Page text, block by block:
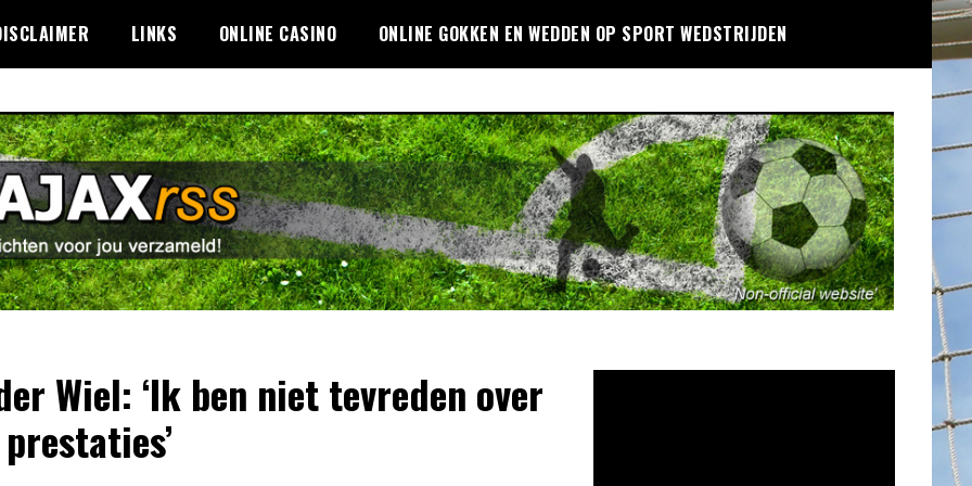
LINKS ONLINE CASINO ONLINE GOKKEN EN WEDDEN OP SPORT WEDSTRIJDEN
Wiel: ‘Ik ben niet tevreden over